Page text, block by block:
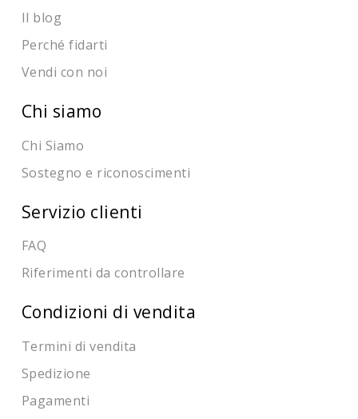
Il blog
Perché fidarti
Vendi con noi
Chi siamo
Chi Siamo
Sostegno e riconoscimenti
Servizio clienti
FAQ
Riferimenti da controllare
Condizioni di vendita
Termini di vendita
Spedizione
Pagamenti